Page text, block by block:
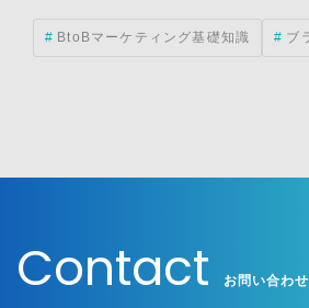
BtoBマーケティング基礎知識 ブ
Contact お問い合わせ